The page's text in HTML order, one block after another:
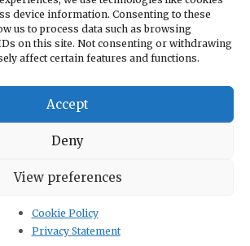
device information. Consenting to these
us to process data such as browsing
on this site. Not consenting or withdrawing
affect certain features and functions.
Accept
Deny
View preferences
Cookie Policy
Privacy Statement
нового многополярного порядка
AB «Págalo» завершил ходовые
меньше есть в кафе и ресторанах
соглашение о
сфере гражданской ядерной
уровень дипломатических
о возможном росте
05.08.2026